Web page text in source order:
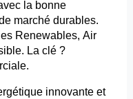
la bonne
marché durables.
Renewables, Air
La clé ?
innovante et